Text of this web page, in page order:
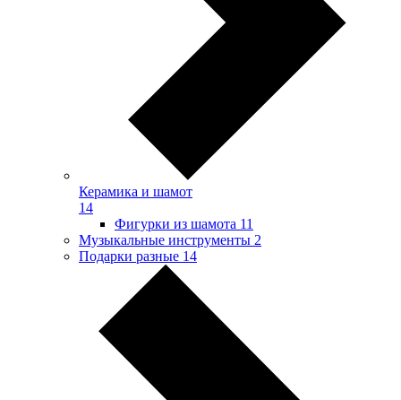
Керамика и шамот
14
Фигурки из шамота 11
Музыкальные инструменты 2
Подарки разные 14